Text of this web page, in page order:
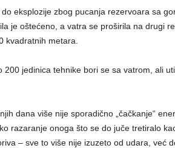
eksplozije zbog pucanja rezervoara sa
je oštećeno, a vatra se proširila na drugi
kvadratnih metara.
200 jedinica tehnike bori se sa vatrom, ali
dana više nije sporadično „čačkanje“
razaranje onoga što se do juče tretiralo
– sve to više nije izuzeto od udara, već